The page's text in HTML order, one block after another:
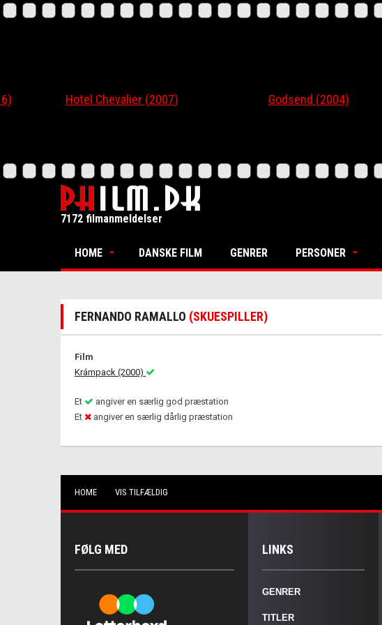
Hotel Chevalier (2007) Godsend (2004)
7172 filmanmeldelser
HOME DANSKE FILM GENRER PERSONER
FERNANDO RAMALLO (SKUESPILLER)
Film
Krámpack (2000)
Et
angiver en særlig god præstation
Et
angiver en særlig dårlig præstation
HOME VIS TILFÆLDIG
FØLG MED LINKS
GENRER
TITLER